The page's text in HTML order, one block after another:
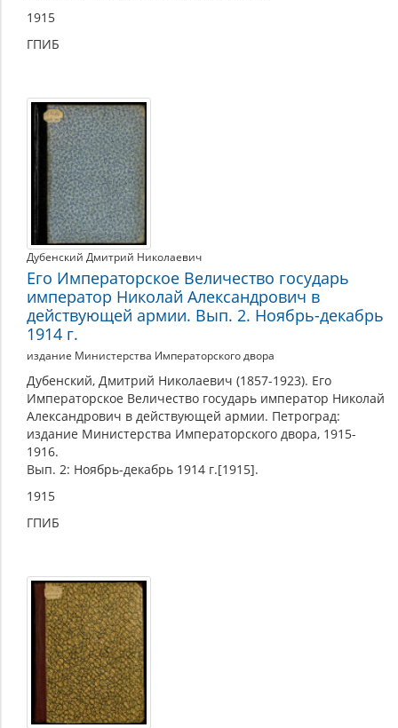
1915
ГПИБ
Дубенский Дмитрий Николаевич
Его Императорское Величество государь
император Николай Александрович в
действующей армии. Вып. 2. Ноябрь-декабрь
1914 г.
издание Министерства Императорского двора
Дубенский, Дмитрий Николаевич (1857-1923). Его
Императорское Величество государь император Николай
Александрович в действующей армии. Петроград:
издание Министерства Императорского двора, 1915-
1916.
Вып. 2: Ноябрь-декабрь 1914 г.[1915].
1915
ГПИБ